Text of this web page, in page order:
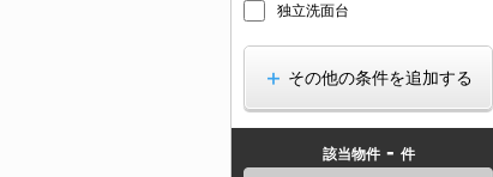
独立洗面台
その他の条件を追加する
該当物件 - 件